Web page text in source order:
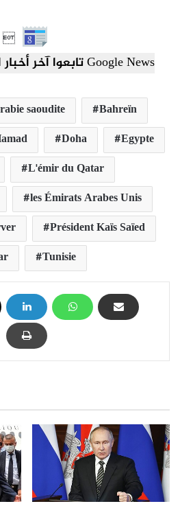

تابعوا آخر أخبار الأوبزرفر العربي عبر Google News
saoudite
Bahreïn
Doha
Egypte
L'émir du Qatar
les Émirats Arabes Unis
Président Kaïs Saïed
Tunisie